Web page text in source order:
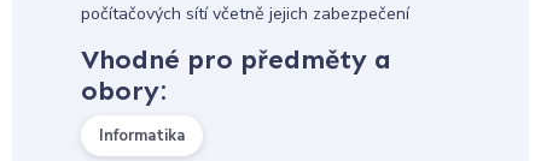
počítačových sítí včetně jejich zabezpečení
Vhodné pro předměty a
obory:
Informatika